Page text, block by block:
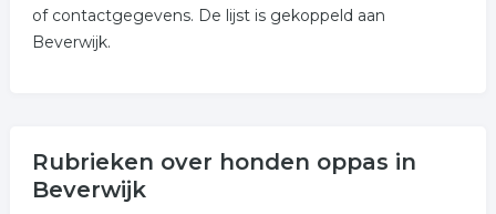
of contactgegevens. De lijst is gekoppeld aan
Beverwijk.
Rubrieken over honden oppas in
Beverwijk